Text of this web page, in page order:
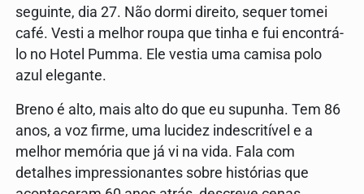
seguinte, dia 27. Não dormi direito, sequer tomei
café. Vesti a melhor roupa que tinha e fui encontrá-
lo no Hotel Pumma. Ele vestia uma camisa polo
azul elegante.
Breno é alto, mais alto do que eu supunha. Tem 86
anos, a voz firme, uma lucidez indescritível e a
melhor memória que já vi na vida. Fala com
detalhes impressionantes sobre histórias que